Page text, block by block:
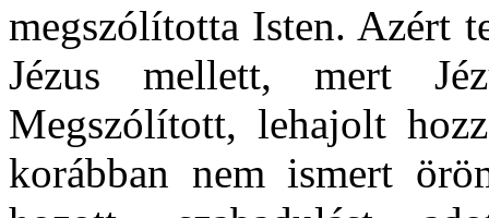
megszólította Isten. Azért
Jézus mellett, mert
Megszólított, lehajolt
korábban nem ismert